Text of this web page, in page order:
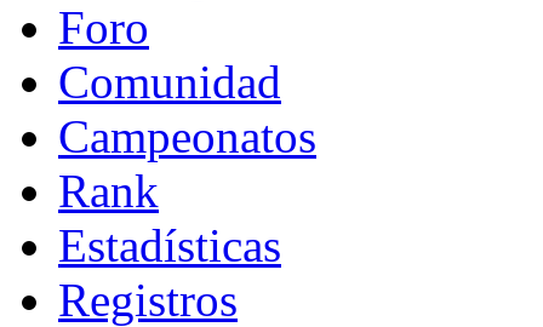
Foro
Comunidad
Campeonatos
Rank
Estadísticas
Registros